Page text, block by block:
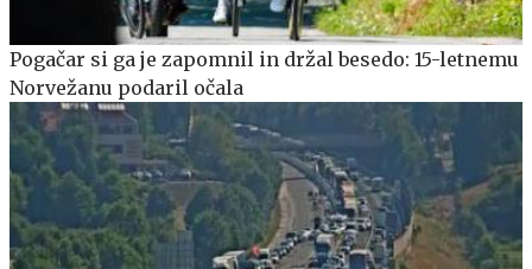
Pogačar si ga je zapomnil in držal besedo: 15-letnemu
Norvežanu podaril očala